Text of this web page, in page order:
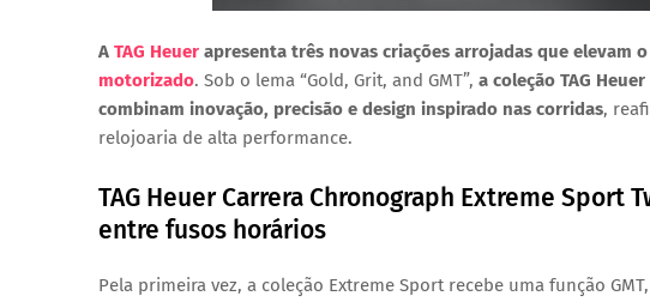
A TAG Heuer apresenta três novas criações arrojadas que elevam
motorizado. Sob o lema “Gold, Grit, and GMT”, a coleção TAG
combinam inovação, precisão e design inspirado nas corridas,
relojoaria de alta performance.
TAG Heuer Carrera Chronograph Extreme Sport
entre fusos horários
Pela primeira vez, a coleção Extreme Sport recebe uma função GMT